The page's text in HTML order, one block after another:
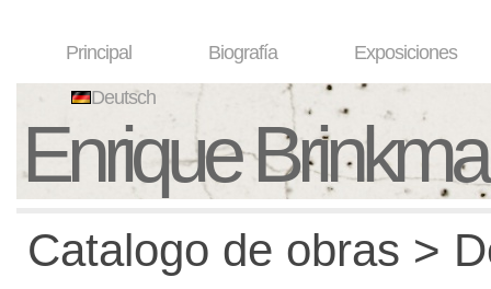
Principal Biografía Exposiciones
Deutsch
Enrique
Catalogo de obras >